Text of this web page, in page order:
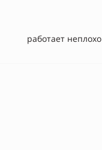
работает неплохо